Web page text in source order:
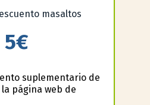
5€
suplementario de
página web de